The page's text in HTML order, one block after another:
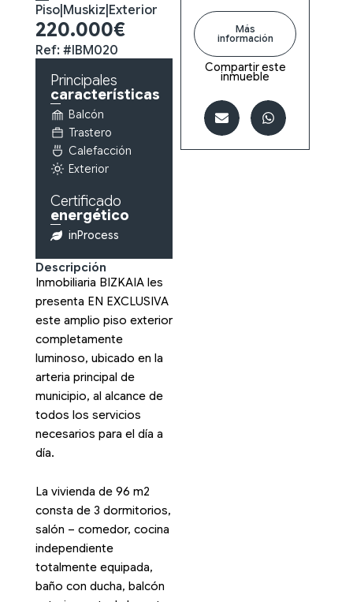
Piso| Muskiz Exterior
220.000€
Ref: #IBM020
Principales
características
Balcón
Trastero
Calefacción
Exterior
Certificado
energético
inProcess
Descripción
Inmobiliaria BIZKAIA les
presenta EN EXCLUSIVA
este amplio piso exterior
completamente
luminoso, ubicado en la
arteria principal de
municipio, al alcance de
todos los servicios
necesarios para el día a
día.
La vivienda de 96 m2
consta de 3 dormitorios,
salón – comedor, cocina
independiente
totalmente equipada,
baño con ducha, balcón
Más
información
Compartir este
inmueble